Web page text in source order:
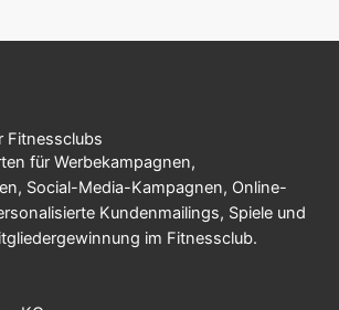
Fitnessclubs
für Werbekampagnen,
Social-Media-Kampagnen, Online-
Kundenmailings, Spiele und
im Fitnessclub.